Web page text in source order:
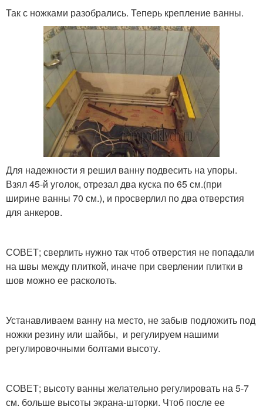
Так с ножками разобрались. Теперь крепление ванны.
Для надежности я решил ванну подвесить на упоры.
Взял 45-й уголок, отрезал два куска по 65 см.(при
ширине ванны 70 см.), и просверлил по два отверстия
для анкеров.
СОВЕТ; сверлить нужно так чтоб отверстия не попадали
на швы между плиткой, иначе при сверлении плитки в
шов можно ее расколоть.
Устанавливаем ванну на место, не забыв подложить под
ножки резину или шайбы, и регулируем нашими
регулировочными болтами высоту.
СОВЕТ; высоту ванны желательно регулировать на 5-7
см. больше высоты экрана-шторки. Чтоб после ее